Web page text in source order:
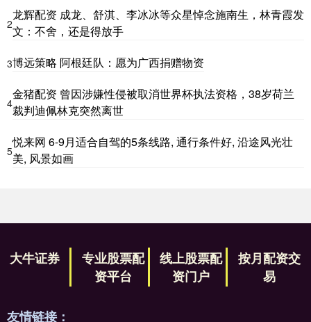
2
龙辉配资 成龙、舒淇、李冰冰等众星悼念施南生，林青霞发
文：不舍，还是得放手
3博远策略 阿根廷队：愿为广西捐赠物资
4
金猪配资 曾因涉嫌性侵被取消世界杯执法资格，38岁荷兰
裁判迪佩林克突然离世
5
悦来网 6-9月适合自驾的5条线路, 通行条件好, 沿途风光壮
美, 风景如画
大牛证券
专业股票配
资平台
线上股票配
资门户
按月配资交
易
友情链接：